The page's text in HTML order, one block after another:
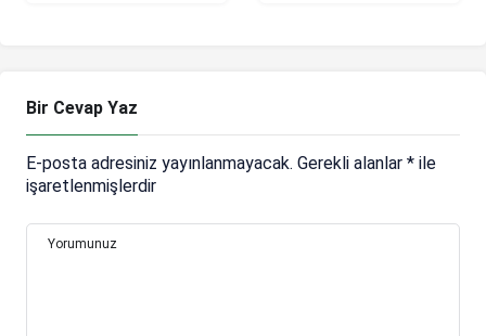
Bir Cevap Yaz
E-posta adresiniz yayınlanmayacak. Gerekli alanlar * ile
işaretlenmişlerdir
Yorumunuz